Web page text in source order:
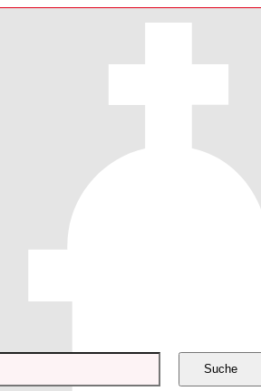
Suche